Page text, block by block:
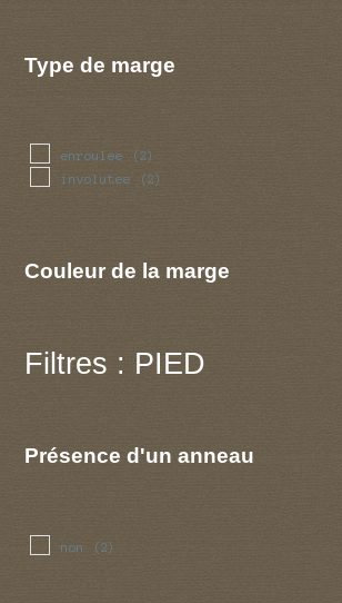
Type de marge
enroulee (2)
involutee (2)
Couleur de la marge
Filtres : PIED
Présence d'un anneau
non (2)